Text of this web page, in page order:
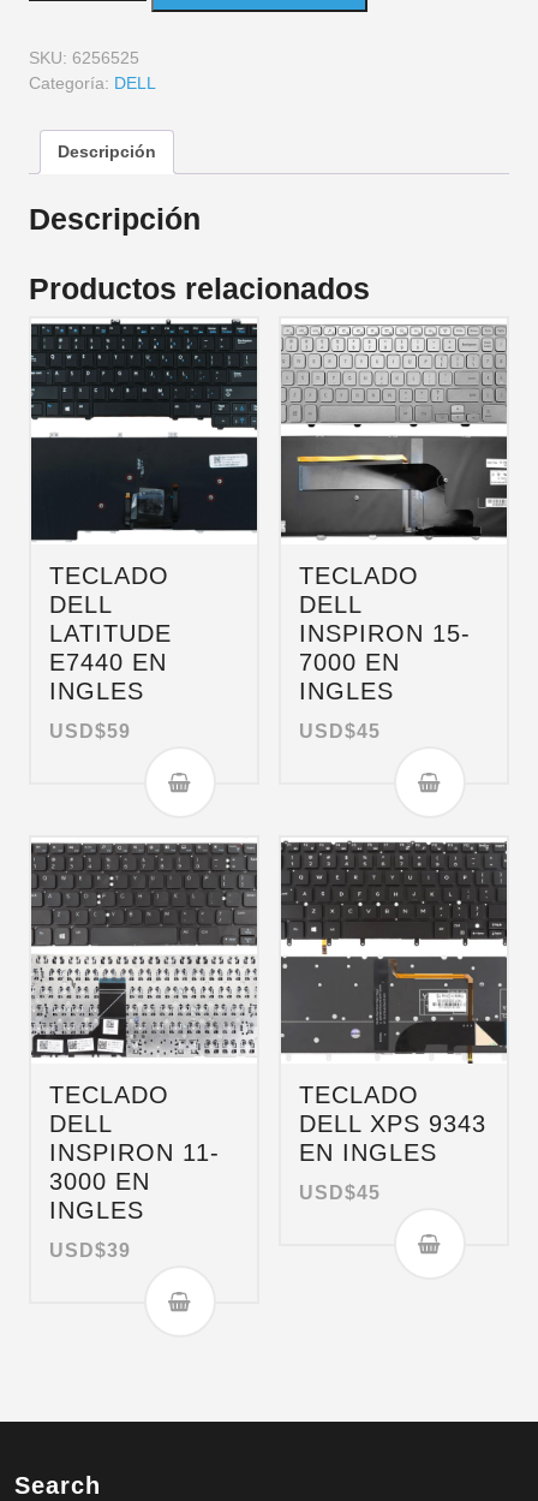
SKU: 6256525
Categoría: DELL
Descripción
Descripción
Productos relacionados
TECLADO
DELL
LATITUDE
E7440 EN
INGLES
USD$59
TECLADO
DELL
INSPIRON 15-
7000 EN
INGLES
USD$45
TECLADO
DELL
INSPIRON 11-
3000 EN
INGLES
USD$39
TECLADO
DELL XPS 9343
EN INGLES
USD$45
Search